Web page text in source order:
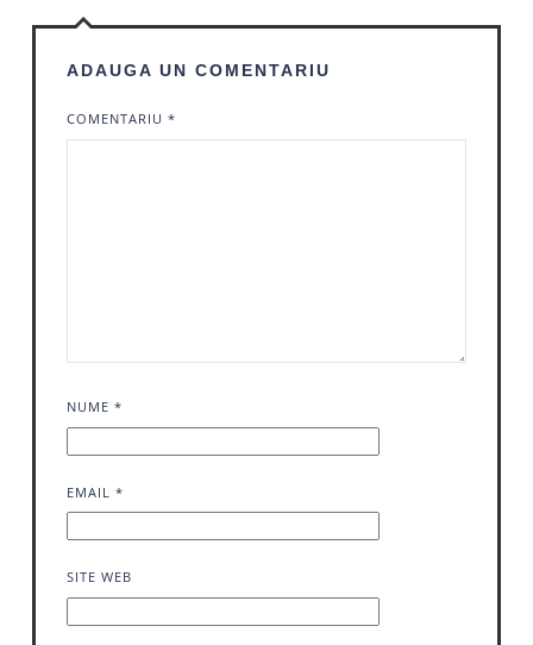
ADAUGA UN COMENTARIU
COMENTARIU *
NUME *
EMAIL *
SITE WEB